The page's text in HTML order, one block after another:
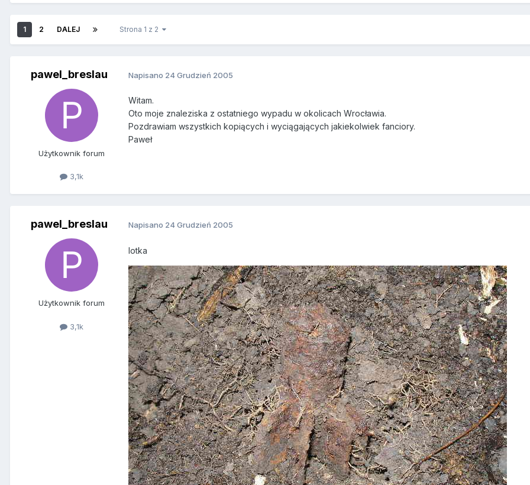
1 2 DALEJ Strona 1 z 2
pawel_breslau
Użytkownik forum
3,1k
Napisano 24 Grudzień 2005
Witam.
Oto moje znaleziska z ostatniego wypadu w okolicach Wrocławia.
Pozdrawiam wszystkich kopiących i wyciągających jakiekolwiek fanciory.
Paweł
pawel_breslau
Użytkownik forum
3,1k
Napisano 24 Grudzień 2005
lotka